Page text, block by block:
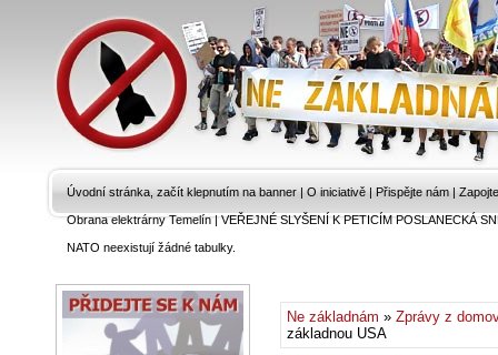
Úvodní stránka, začít klepnutím na banner | O iniciativě | Přispějte nám |
Obrana elektrárny Temelín|VEŘEJNÉ SLYŠENÍ K PETICÍM POSLANECKÁ
NATO neexistují žádné tabulky.
Ne základnám » Zprávy z
základnou USA